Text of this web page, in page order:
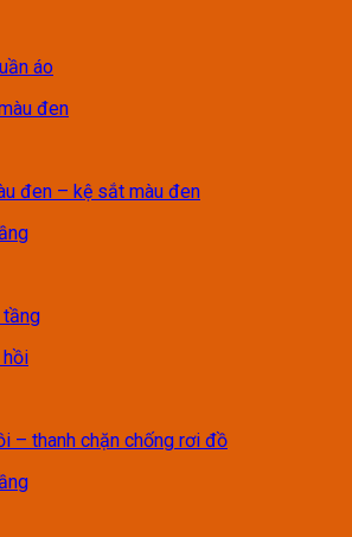
áo
đen – kệ sắt màu đen
tầng
– thanh chặn chống rơi đồ